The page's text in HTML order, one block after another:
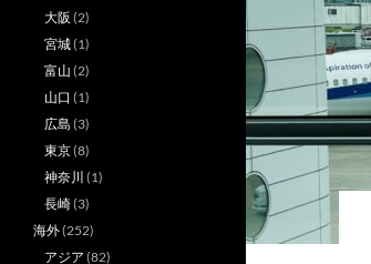
大阪 (2)
宮城(1)
富山 (2)
山口 (1)
広島 (3)
東京(8)
神奈川 (1)
長崎(3)
海外(252)
アジア (82)